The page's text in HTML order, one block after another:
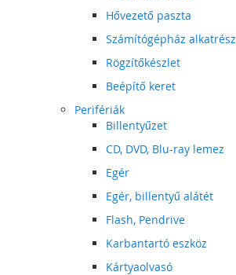
Hővezető paszta
Számítógépház alkatrész
Rögzítőkészlet
Beépítő keret
Perifériák
Billentyűzet
CD, DVD, Blu-ray lemez
Egér
Egér, billentyű alátét
Flash, Pendrive
Karbantartó eszköz
Kártyaolvasó